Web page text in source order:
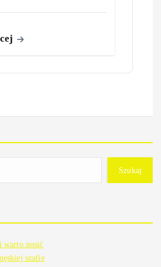
Szukaj
warto nosić
szafie